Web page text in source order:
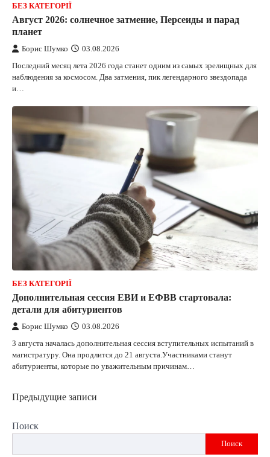
БЕЗ КАТЕГОРІЇ
Август 2026: солнечное затмение, Персеиды и парад
планет
Борис Шумко 03.08.2026
Последний месяц лета 2026 года станет одним из самых зрелищных для
наблюдения за космосом. Два затмения, пик легендарного звездопада
и…
БЕЗ КАТЕГОРІЇ
Дополнительная сессия ЕВИ и ЕФВВ стартовала:
детали для абитуриентов
Борис Шумко 03.08.2026
3 августа началась дополнительная сессия вступительных испытаний в
магистратуру. Она продлится до 21 августа.Участниками станут
абитуриенты, которые по уважительным причинам…
Навигация
записям
Предыдущие записи
Поиск
Поиск